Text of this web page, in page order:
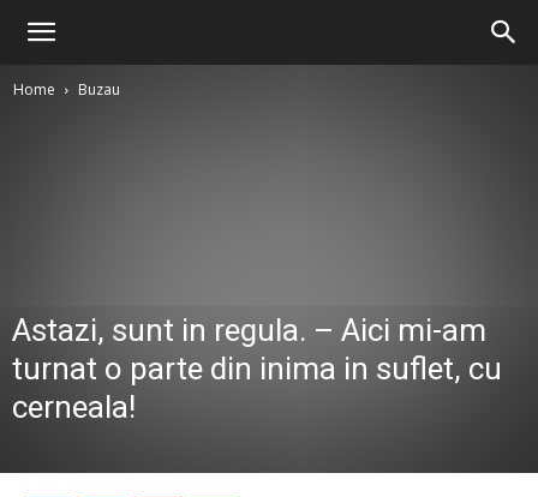
Home Buzau
Astazi, sunt in regula. – Aici mi-am
turnat o parte din inima in suflet, cu
cerneala!